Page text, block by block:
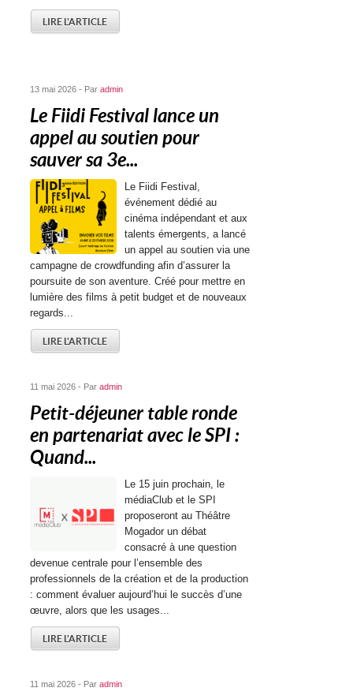
LIRE L'ARTICLE
13 mai 2026 - Paradmin
Le Fiidi Festival lance un
appel au soutien pour
sauver sa 3e...
Le Fiidi Festival,
événement dédié au
cinéma indépendant et aux
talents émergents, a lancé
un appel au soutien via une
campagne de crowdfunding afin d’assurer la
poursuite de son aventure. Créé pour mettre en
lumière des films à petit budget et de nouveaux
regards...
LIRE L'ARTICLE
11 mai 2026 - Paradmin
Petit-déjeuner table ronde
en partenariat avec le SPI :
Quand...
Le 15 juin prochain, le
médiaClub et le SPI
proposeront au Théâtre
Mogador un débat
consacré à une question
devenue centrale pour l’ensemble des
professionnels de la création et de la production
: comment évaluer aujourd’hui le succès d’une
œuvre, alors que les usages...
LIRE L'ARTICLE
11 mai 2026 - Paradmin